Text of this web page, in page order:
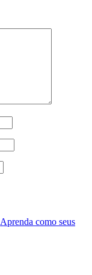
Aprenda como seus